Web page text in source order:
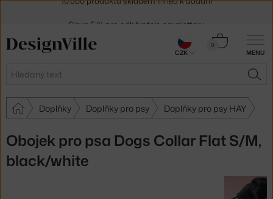
MENU
Hledat
0
Košík
Doplňky Doplňky pro psy Doplňky pro psy HAY
Obojek pro psa Dogs Collar Flat S/M,
black/white
30 dní na vrácení zboží
CZK